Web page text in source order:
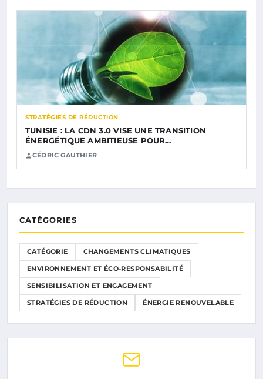
STRATÉGIES DE RÉDUCTION
TUNISIE : LA CDN 3.0 VISE UNE TRANSITION
ÉNERGÉTIQUE AMBITIEUSE POUR…
CÉDRIC GAUTHIER
CATÉGORIES
CATÉGORIE CHANGEMENTS CLIMATIQUES
ENVIRONNEMENT ET ÉCO-RESPONSABILITÉ
SENSIBILISATION ET ENGAGEMENT
STRATÉGIES DE RÉDUCTION ÉNERGIE RENOUVELABLE